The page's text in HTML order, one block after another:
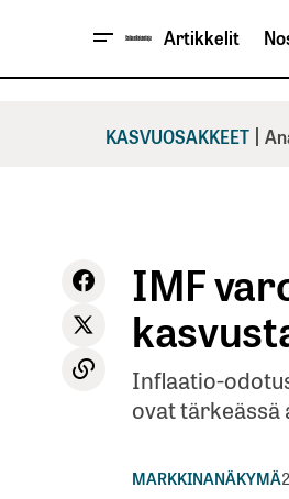
Artikkelit
KASVUOSAKKEET |
IMF
Inflaatio-
ovat tärkeässä
MARKKINANÄKYMÄ